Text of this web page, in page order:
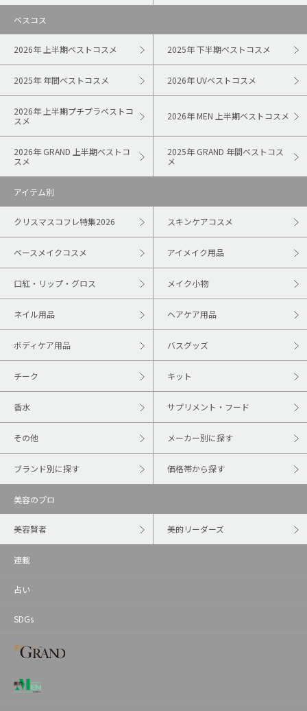
ベスコス
2026年 上半期ベストコスメ 2025年 下半期ベストコスメ
2025年 年間ベストコスメ 2026年 UVベストコスメ
2026年 上半期プチプラベストコ
スメ
2026年 MEN 上半期ベストコスメ
2026年 GRAND 上半期ベストコ
スメ
2025年 GRAND 年間ベストコス
メ
アイテム別
クリスマスコフレ特集2026 スキンケアコスメ
ベースメイクコスメ アイメイク用品
口紅・リップ・グロス メイク小物
ネイル用品 ヘアケア用品
ボディケア用品 バスグッズ
チーク キット
香水 サプリメント・フード
その他 メーカー別に探す
ブランド別に探す 価格帯から探す
美容のプロ
美容賢者 美的リーダーズ
連載
占い
SDGs